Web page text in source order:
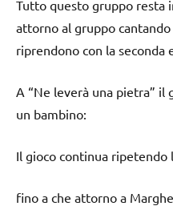
Tutto questo gruppo resta
attorno al gruppo
riprendono con la seconda
A “Ne leverà una pietra”
un bambino:
Il gioco continua
fino a che attorno a